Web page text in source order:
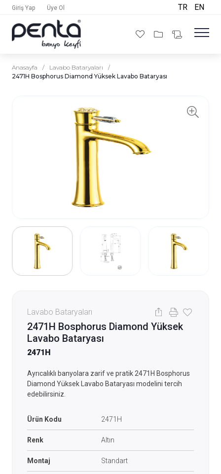
Giriş Yap Üye Ol TR EN
Anasayfa / Lavabo Bataryaları
/
2471H Bosphorus Diamond Yüksek Lavabo Bataryası
Lavabo Bataryaları
2471H Bosphorus Diamond Yüksek
Lavabo Bataryası
2471H
Ayrıcalıklı banyolara zarif ve pratik 2471H Bosphorus
Diamond Yüksek Lavabo Bataryası modelini tercih
edebilirsiniz.
Ürün Kodu 2471H
Renk Altın
Montaj Standart